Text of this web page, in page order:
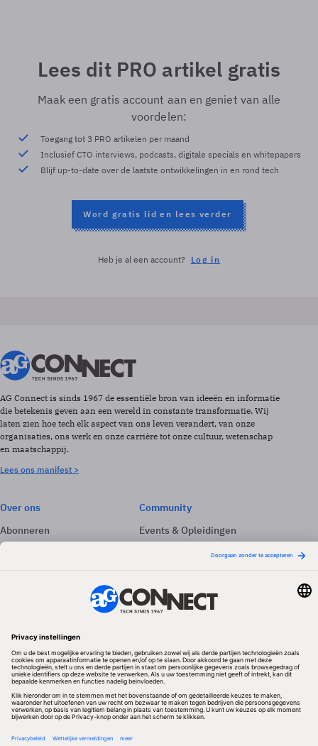
Lees dit PRO artikel gratis
Maak een gratis account aan en geniet van alle
voordelen:
Toegang tot 3 PRO artikelen per maand
Inclusief CTO interviews, podcasts, digitale specials en whitepapers
Blijf up-to-date over de laatste ontwikkelingen in en rond tech
Word gratis lid en lees verder
Heb je al een account? Log in
AG Connect is sinds 1967 de essentiële bron van ideeën en informatie
die betekenis geven aan een wereld in constante transformatie. Wij
laten zien hoe tech elk aspect van ons leven verandert, van onze
organisaties, ons werk en onze carrière tot onze cultuur, wetenschap
en maatschappij.
Lees ons manifest >
Over ons
Abonneren
Adverteren
Community
Events & Opleidingen
Nieuwsbrieven
Volg ons
Redactionele partner